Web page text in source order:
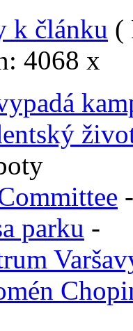
k článku (
4068 x
-
parku -